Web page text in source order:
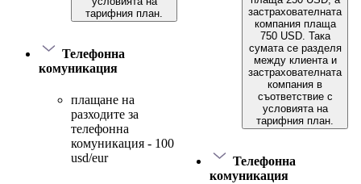
тарифния план.
Телефонна
комуникация
плащане на
разходите за
телефонна
комуникация - 100
usd/eur
застрахователната
компания плаща
750 USD. Така
сумата се разделя
между клиента и
застрахователната
компания в
съответствие с
условията на
тарифния план.
Телефонна
комуникация